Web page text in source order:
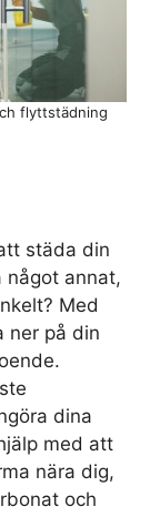
städa din
något annat,
Med
ner på din
dina
med att
nära dig,
och
flyttstädning